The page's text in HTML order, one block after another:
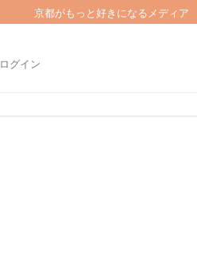
京都がもっと好きになるメディア
ログイン